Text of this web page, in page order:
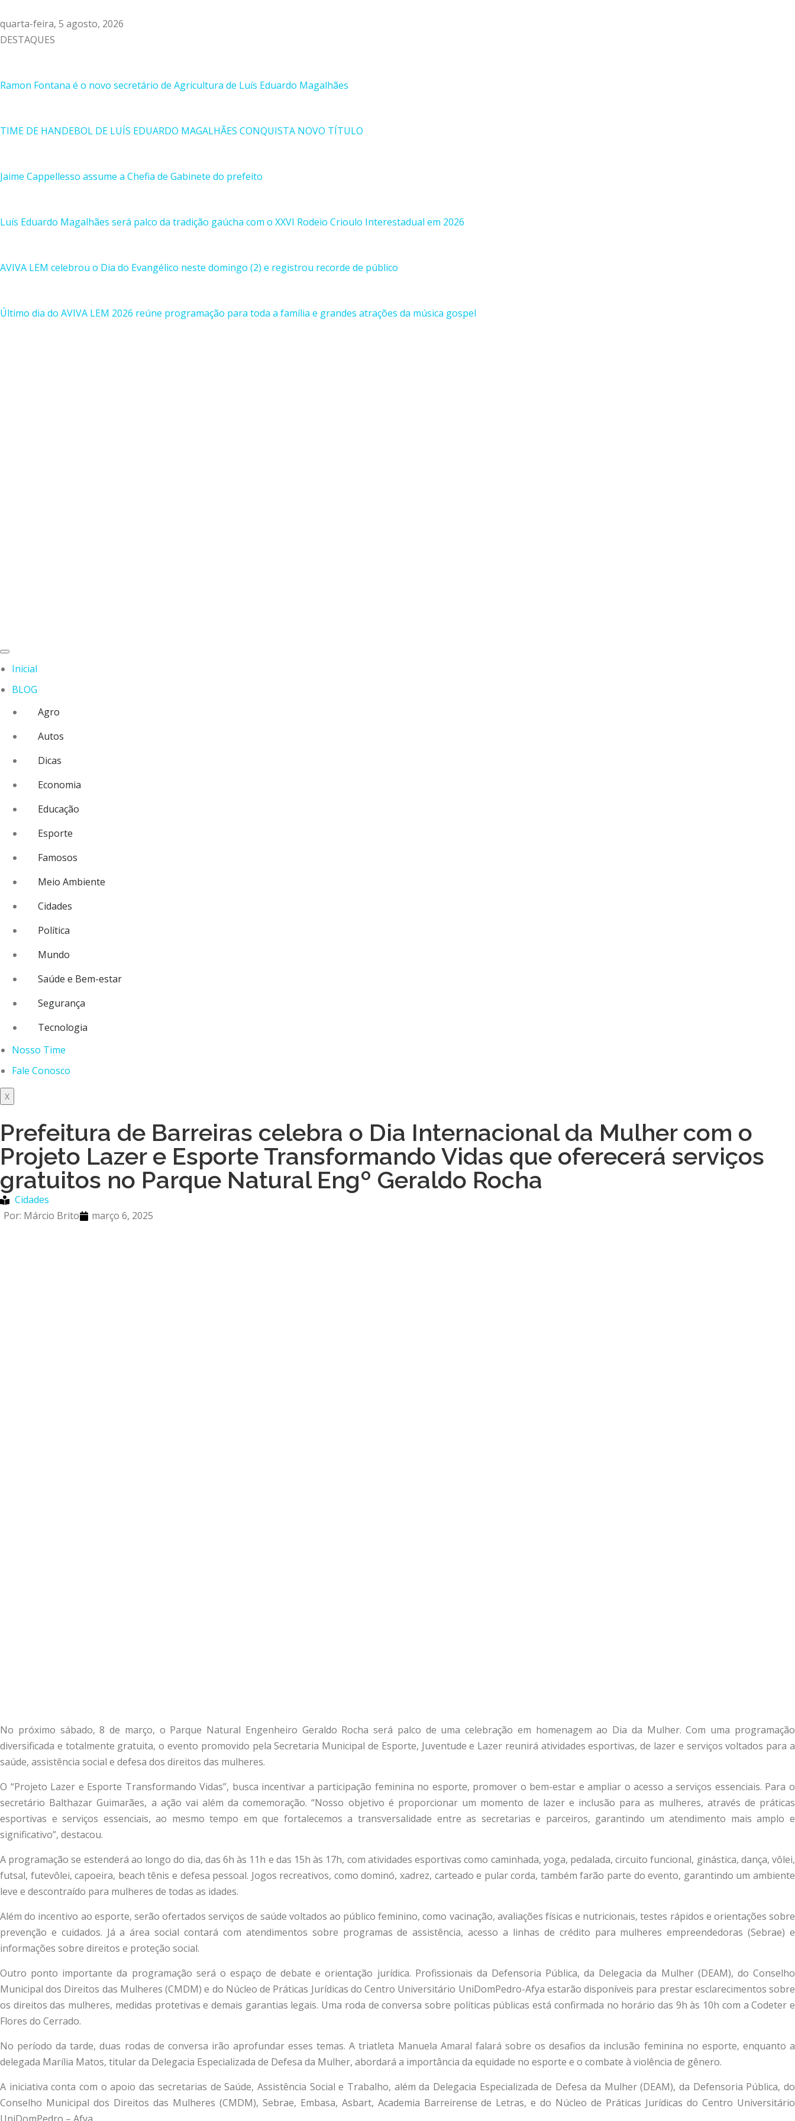
quarta-feira, 5 agosto, 2026
DESTAQUES
Ramon Fontana é o novo secretário de Agricultura de Luís Eduardo Magalhães
TIME DE HANDEBOL DE LUÍS EDUARDO MAGALHÃES CONQUISTA NOVO TÍTULO
Jaime Cappellesso assume a Chefia de Gabinete do prefeito
Luís Eduardo Magalhães será palco da tradição gaúcha com o XXVI Rodeio Crioulo Interestadual em 2026
AVIVA LEM celebrou o Dia do Evangélico neste domingo (2) e registrou recorde de público
Último dia do AVIVA LEM 2026 reúne programação para toda a família e grandes atrações da música gospel
Inicial
BLOG
Agro
Autos
Dicas
Economia
Educação
Esporte
Famosos
Meio Ambiente
Cidades
Política
Mundo
Saúde e Bem-estar
Segurança
Tecnologia
Nosso Time
Fale Conosco
X
Prefeitura de Barreiras celebra o Dia Internacional da Mulher com o
Projeto Lazer e Esporte Transformando Vidas que oferecerá serviços
gratuitos no Parque Natural Engº Geraldo Rocha
Cidades
Por: Márcio Brito março 6, 2025
No próximo sábado, 8 de março, o Parque Natural Engenheiro Geraldo Rocha será palco de uma celebração em homenagem ao Dia da Mulher. Com uma programação
diversificada e totalmente gratuita, o evento promovido pela Secretaria Municipal de Esporte, Juventude e Lazer reunirá atividades esportivas, de lazer e serviços voltados para a
saúde, assistência social e defesa dos direitos das mulheres.
O “Projeto Lazer e Esporte Transformando Vidas”, busca incentivar a participação feminina no esporte, promover o bem-estar e ampliar o acesso a serviços essenciais. Para o
secretário Balthazar Guimarães, a ação vai além da comemoração. “Nosso objetivo é proporcionar um momento de lazer e inclusão para as mulheres, através de práticas
esportivas e serviços essenciais, ao mesmo tempo em que fortalecemos a transversalidade entre as secretarias e parceiros, garantindo um atendimento mais amplo e
significativo”, destacou.
A programação se estenderá ao longo do dia, das 6h às 11h e das 15h às 17h, com atividades esportivas como caminhada, yoga, pedalada, circuito funcional, ginástica, dança, vôlei,
futsal, futevôlei, capoeira, beach tênis e defesa pessoal. Jogos recreativos, como dominó, xadrez, carteado e pular corda, também farão parte do evento, garantindo um ambiente
leve e descontraído para mulheres de todas as idades.
Além do incentivo ao esporte, serão ofertados serviços de saúde voltados ao público feminino, como vacinação, avaliações físicas e nutricionais, testes rápidos e orientações sobre
prevenção e cuidados. Já a área social contará com atendimentos sobre programas de assistência, acesso a linhas de crédito para mulheres empreendedoras (Sebrae) e
informações sobre direitos e proteção social.
Outro ponto importante da programação será o espaço de debate e orientação jurídica. Profissionais da Defensoria Pública, da Delegacia da Mulher (DEAM), do Conselho
Municipal dos Direitos das Mulheres (CMDM) e do Núcleo de Práticas Jurídicas do Centro Universitário UniDomPedro-Afya estarão disponíveis para prestar esclarecimentos sobre
os direitos das mulheres, medidas protetivas e demais garantias legais. Uma roda de conversa sobre políticas públicas está confirmada no horário das 9h às 10h com a Codeter e
Flores do Cerrado.
No período da tarde, duas rodas de conversa irão aprofundar esses temas. A triatleta Manuela Amaral falará sobre os desafios da inclusão feminina no esporte, enquanto a
delegada Marília Matos, titular da Delegacia Especializada de Defesa da Mulher, abordará a importância da equidade no esporte e o combate à violência de gênero.
A iniciativa conta com o apoio das secretarias de Saúde, Assistência Social e Trabalho, além da Delegacia Especializada de Defesa da Mulher (DEAM), da Defensoria Pública, do
Conselho Municipal dos Direitos das Mulheres (CMDM), Sebrae, Embasa, Asbart, Academia Barreirense de Letras, e do Núcleo de Práticas Jurídicas do Centro Universitário